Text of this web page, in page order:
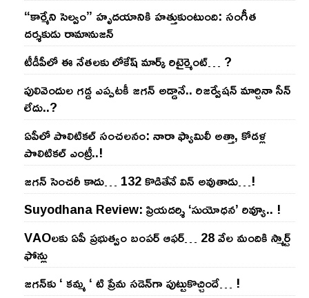
“కార్మేని సెల్వం” హృదయానికి హత్తుకుంటుంది: సంగీత
దర్శకుడు రామానుజన్
టీడీపీలో ఈ నేత‌ల‌కు లోకేష్ మార్క్ రిటైర్మెంట్‌… ?
పులివెందుల గ‌డ్డ ఎప్ప‌ట‌కీ జ‌గ‌న్ అడ్డానే.. రిజ‌ర్వేష‌న్ మార్చినా సీన్
లేదు..?
ఏపీలో పొలిటిక‌ల్ సంచ‌ల‌నం: నారా ఫ్యామిలీ అత్తా, కోడ‌ళ్ల
పొలిటికల్ ఎంట్రీ..!
జ‌గ‌న్ సెంచ‌రీ కాదు… 132 కొడితేనే విన్ అవుతాడు…!
Suyodhana Review: ప్రియదర్శి ‘సుయోధన’ రివ్యూ.. !
VAOల‌కు ఏపీ ప్ర‌భుత్వం బంప‌ర్ ఆఫ‌ర్‌… 28 వేల మందికి స్మార్ట్
ఫోన్లు
జ‌గ‌న్‌కు ‘ క‌మ్మ ‘ టి ప్రేమ స‌డెన్‌గా పుట్టుకొచ్చిందే… !